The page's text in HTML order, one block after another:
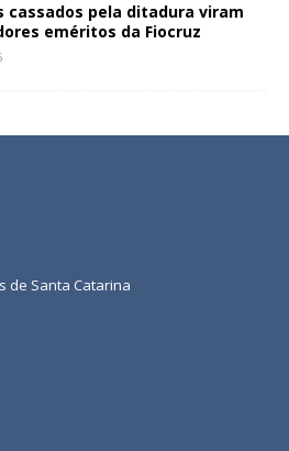
cassados pela ditadura viram
eméritos da Fiocruz
de Santa Catarina